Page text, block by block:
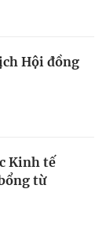
Hội đồng
Kinh tế
từ